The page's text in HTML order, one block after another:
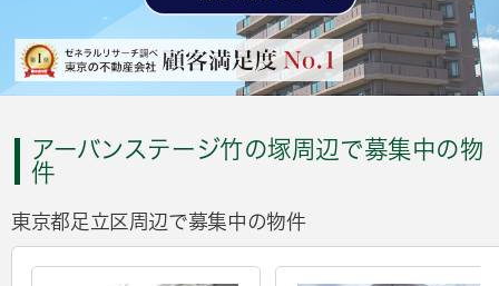
アーバンステージ竹の塚周辺で募集中の物
件
東京都足立区周辺で募集中の物件